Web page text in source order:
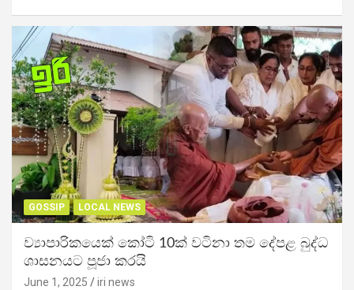
GOSSIP LOCAL NEWS
ව්‍යාපාරිකයෙක් කෝටි 10ක් වටිනා තම දේපළ බුද්ධ
ශාසනයට පූජා කරයි
June 1, 2025 iri news